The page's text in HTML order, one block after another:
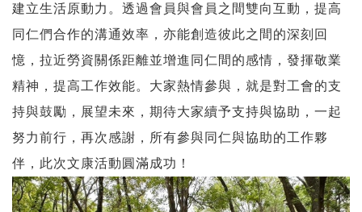
建立生活原動力。透過會員與會員之間雙向互動，提高
同仁們合作的溝通效率，亦能創造彼此之間的深刻回
憶，拉近勞資關係距離並增進同仁間的感情，發揮敬業
精神，提高工作效能。大家熱情參與，就是對工會的支
持與鼓勵，展望未來，期待大家續予支持與協助，一起
努力前行，再次感謝，所有參與同仁與協助的工作夥
伴，此次文康活動圓滿成功！